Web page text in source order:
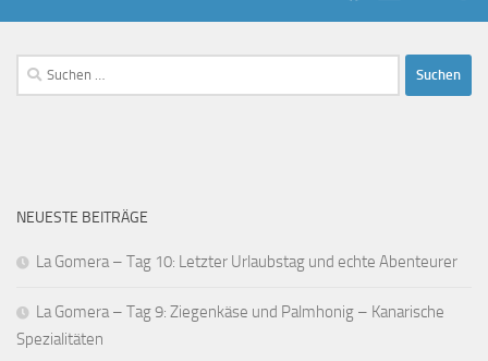
Suchen
nach:
NEUESTE BEITRÄGE
La Gomera – Tag 10: Letzter Urlaubstag und echte Abenteurer
La Gomera – Tag 9: Ziegenkäse und Palmhonig – Kanarische
Spezialitäten